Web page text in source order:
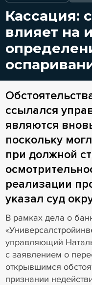
Кассация:
влияет на
ссылался
являются
поскольку
при должной
реализации
указал суд
В рамках дела о
управляющий
с заявлением о
открывшимся
признании